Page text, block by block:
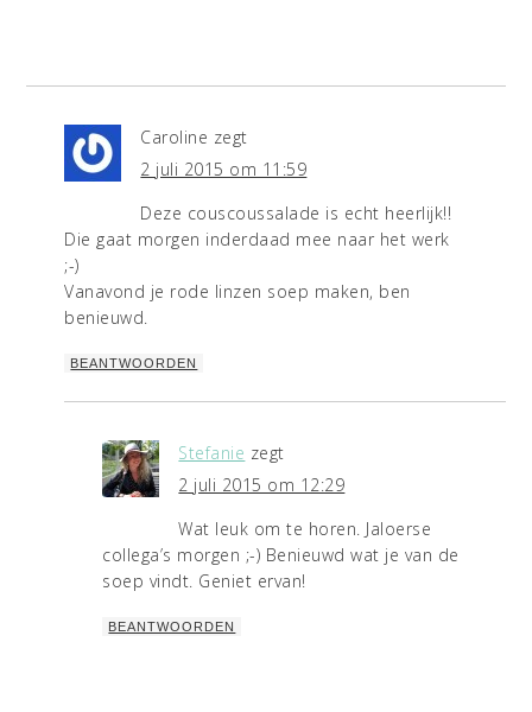
Caroline zegt
2 juli 2015 om 11:59
Deze couscoussalade is echt heerlijk!!
Die gaat morgen inderdaad mee naar het werk
;-)
Vanavond je rode linzen soep maken, ben
benieuwd.
BEANTWOORDEN
Stefanie zegt
2 juli 2015 om 12:29
Wat leuk om te horen. Jaloerse
collega’s morgen ;-) Benieuwd wat je van de
soep vindt. Geniet ervan!
BEANTWOORDEN